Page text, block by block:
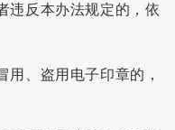
违反本办法规定的，依
、盗用电子印章的，